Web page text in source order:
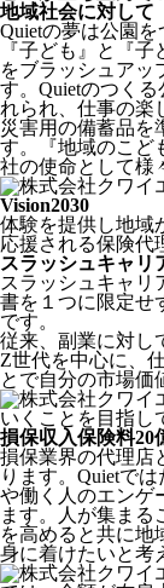
地域社会に対して
Quietの夢は公園を
『子ども』と『
をブラッシュアッ
す。Quietのつく
れられ、仕事の楽
災害用の備蓄品を
す。『地域のこど
社の使命として様
Vision2030
体験を提供し地域
応援される保険代
スラッシュキャリ
スラッシュキャリ
書を１つに限定せ
です。
従来、副業に対し
Z世代を中心に、
とで自分の市場価
損保収入保険料20
損保業界の代理店
ります。Quietで
や働く人のエンゲ
ます。人が集まる
を高めると共に地
身に着けたいと考